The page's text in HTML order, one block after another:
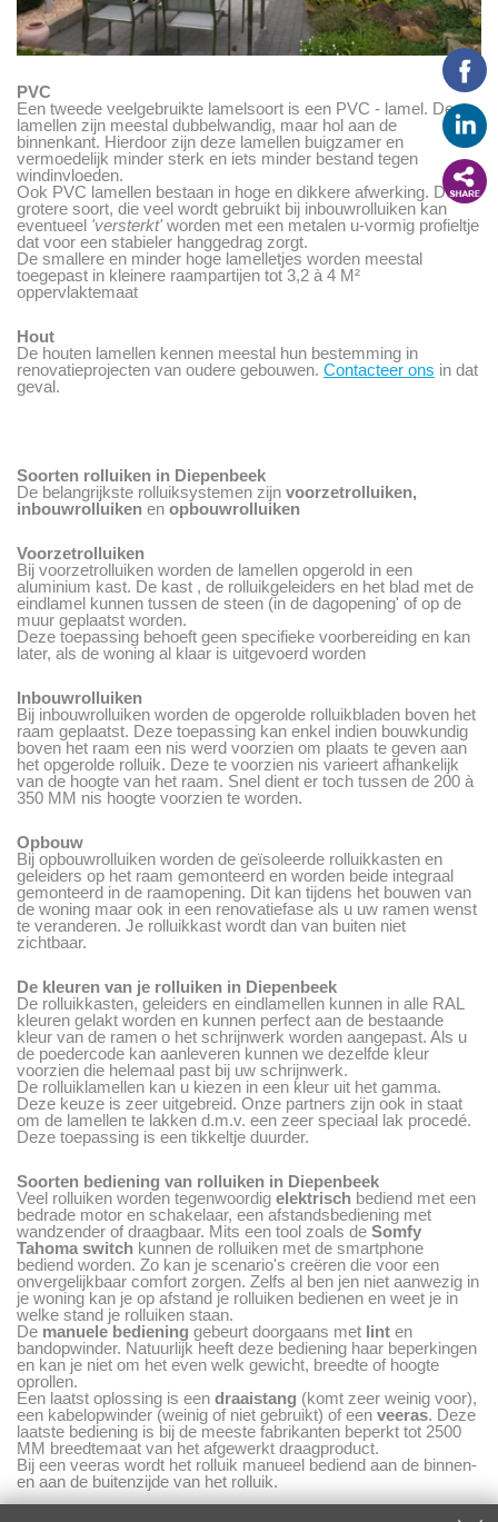
PVC
Een tweede veelgebruikte lamelsoort is een PVC - lamel. Deze
lamellen zijn meestal dubbelwandig, maar hol aan de
binnenkant. Hierdoor zijn deze lamellen buigzamer en
vermoedelijk minder sterk en iets minder bestand tegen
windinvloeden.
Ook PVC lamellen bestaan in hoge en dikkere afwerking. Deze
grotere soort, die veel wordt gebruikt bij inbouwrolluiken kan
eventueel 'versterkt' worden met een metalen u-vormig profieltje
dat voor een stabieler hanggedrag zorgt.
De smallere en minder hoge lamelletjes worden meestal
toegepast in kleinere raampartijen tot 3,2 à 4 M²
oppervlaktemaat
Hout
De houten lamellen kennen meestal hun bestemming in
renovatieprojecten van oudere gebouwen. Contacteer ons in dat
geval.
Soorten rolluiken in Diepenbeek
De belangrijkste rolluiksystemen zijn voorzetrolluiken,
inbouwrolluiken en opbouwrolluiken
Voorzetrolluiken
Bij voorzetrolluiken worden de lamellen opgerold in een
aluminium kast. De kast , de rolluikgeleiders en het blad met de
eindlamel kunnen tussen de steen (in de dagopening' of op de
muur geplaatst worden.
Deze toepassing behoeft geen specifieke voorbereiding en kan
later, als de woning al klaar is uitgevoerd worden
Inbouwrolluiken
Bij inbouwrolluiken worden de opgerolde rolluikbladen boven het
raam geplaatst. Deze toepassing kan enkel indien bouwkundig
boven het raam een nis werd voorzien om plaats te geven aan
het opgerolde rolluik. Deze te voorzien nis varieert afhankelijk
van de hoogte van het raam. Snel dient er toch tussen de 200 à
350 MM nis hoogte voorzien te worden.
Opbouw
Bij opbouwrolluiken worden de geïsoleerde rolluikkasten en
geleiders op het raam gemonteerd en worden beide integraal
gemonteerd in de raamopening. Dit kan tijdens het bouwen van
de woning maar ook in een renovatiefase als u uw ramen wenst
te veranderen. Je rolluikkast wordt dan van buiten niet
zichtbaar.
De kleuren van je rolluiken in Diepenbeek
De rolluikkasten, geleiders en eindlamellen kunnen in alle RAL
kleuren gelakt worden en kunnen perfect aan de bestaande
kleur van de ramen o het schrijnwerk worden aangepast. Als u
de poedercode kan aanleveren kunnen we dezelfde kleur
voorzien die helemaal past bij uw schrijnwerk.
De rolluiklamellen kan u kiezen in een kleur uit het gamma.
Deze keuze is zeer uitgebreid. Onze partners zijn ook in staat
om de lamellen te lakken d.m.v. een zeer speciaal lak procedé.
Deze toepassing is een tikkeltje duurder.
Soorten bediening van rolluiken in Diepenbeek
Veel rolluiken worden tegenwoordig elektrisch bediend met een
bedrade motor en schakelaar, een afstandsbediening met
wandzender of draagbaar. Mits een tool zoals de Somfy
Tahoma switch kunnen de rolluiken met de smartphone
bediend worden. Zo kan je scenario's creëren die voor een
onvergelijkbaar comfort zorgen. Zelfs al ben jen niet aanwezig in
je woning kan je op afstand je rolluiken bedienen en weet je in
welke stand je rolluiken staan.
De manuele bediening gebeurt doorgaans met lint en
bandopwinder. Natuurlijk heeft deze bediening haar beperkingen
en kan je niet om het even welk gewicht, breedte of hoogte
oprollen.
Een laatst oplossing is een draaistang (komt zeer weinig voor),
een kabelopwinder (weinig of niet gebruikt) of een veeras. Deze
laatste bediening is bij de meeste fabrikanten beperkt tot 2500
MM breedtemaat van het afgewerkt draagproduct.
Bij een veeras wordt het rolluik manueel bediend aan de binnen-
en aan de buitenzijde van het rolluik.